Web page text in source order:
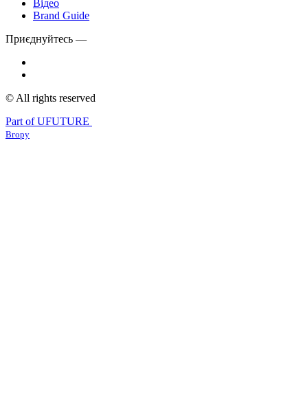
Відео
Brand Guide
Приєднуйтесь —
© All rights reserved
Part of UFUTURE
Вгору